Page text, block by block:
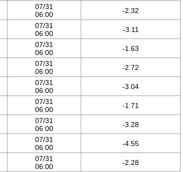
07/31
06:00
-2.32
07/31
06:00
-3.11
07/31
06:00
-1.63
07/31
06:00
-2.72
07/31
06:00
-3.04
07/31
06:00
-1.71
07/31
06:00
-3.28
07/31
06:00
-4.55
07/31
06:00
-2.28